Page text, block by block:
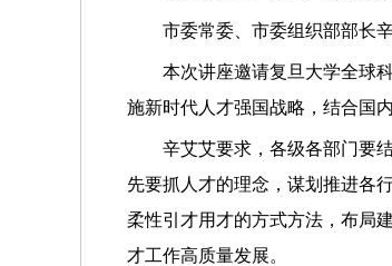
市委常委、市委组织部部长
本次讲座邀请复旦大学全球
施新时代人才强国战略，结合国
辛艾艾要求，各级各部门要
先要抓人才的理念，谋划推进各
柔性引才用才的方式方法，布局
才工作高质量发展。